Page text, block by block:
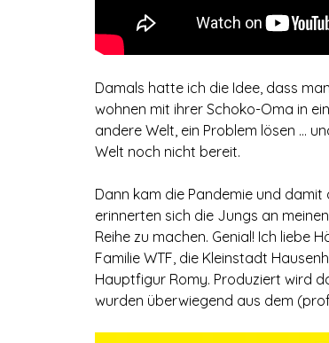
Damals hatte ich die Idee, dass
wohnen mit ihrer Schoko-Oma in
andere Welt, ein Problem lösen …
Welt noch nicht bereit.
Dann kam die Pandemie und damit
erinnerten sich die Jungs an
Reihe zu machen. Genial! Ich liebe
Familie WTF, die Kleinstadt
Hauptfigur Romy. Produziert wird
wurden überwiegend aus dem